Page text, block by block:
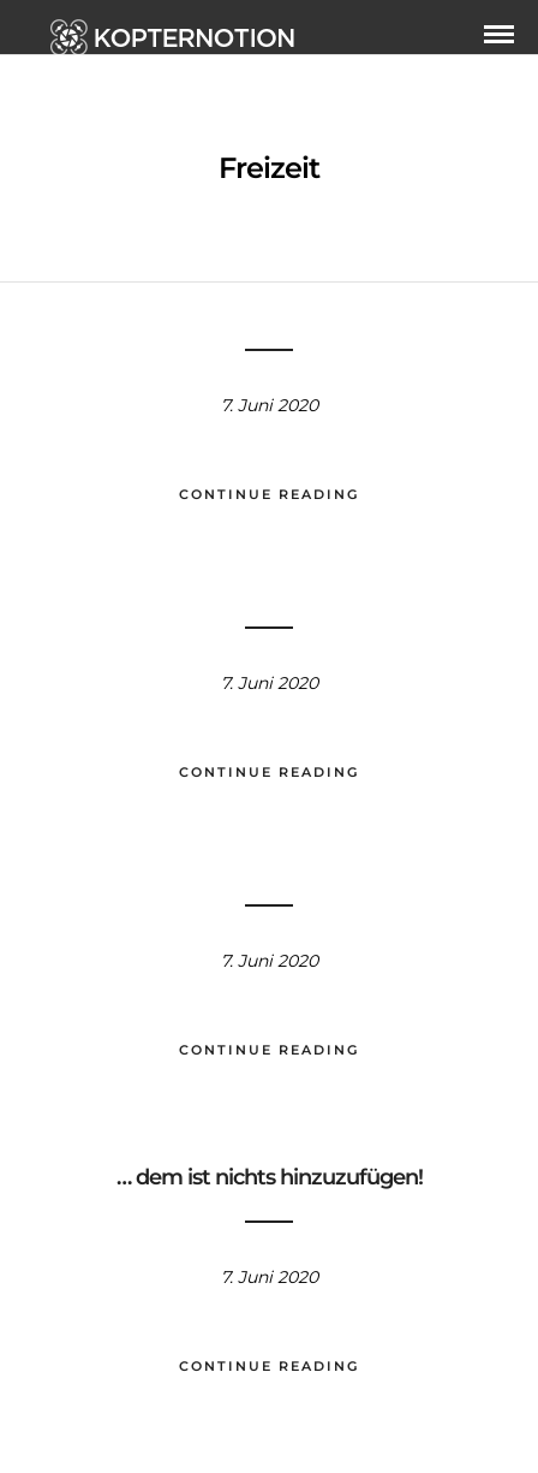
Freizeit
7. Juni 2020
CONTINUE READING
7. Juni 2020
CONTINUE READING
7. Juni 2020
CONTINUE READING
… dem ist nichts hinzuzufügen!
7. Juni 2020
CONTINUE READING